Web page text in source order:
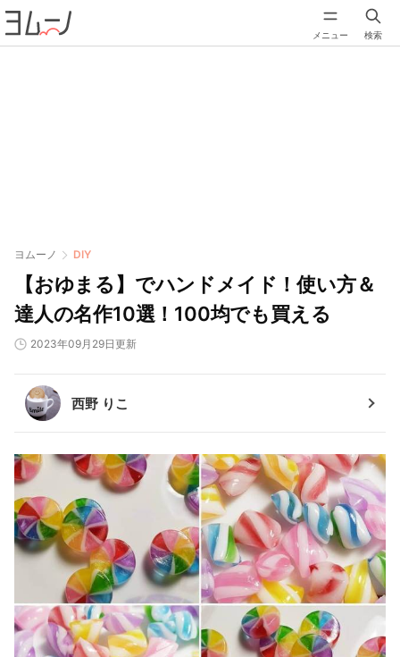
メニュー 検索
ヨムーノ DIY
【おゆまる】でハンドメイド！使い方＆
達人の名作10選！100均でも買える
2023年09月29日更新
西野 りこ